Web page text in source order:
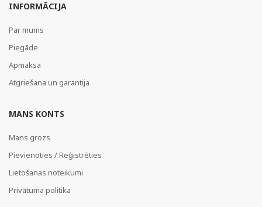
INFORMĀCIJA
Par mums
Piegāde
Apmaksa
Atgriešana un garantija
MANS KONTS
Mans grozs
Pievienoties / Reģistrēties
Lietošanas noteikumi
Privātuma politika